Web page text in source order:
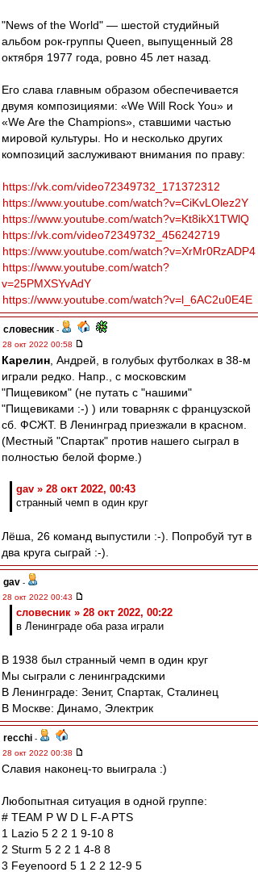
"News of the World" — шестой студийный
альбом рок-группы Queen, выпущенный 28
октября 1977 года, ровно 45 лет назад.
Его слава главным образом обеспечивается
двумя композициями: «We Will Rock You» и
«We Are the Champions», ставшими частью
мировой культуры. Но и несколько других
композиций заслуживают внимания по праву:
https://vk.com/video72349732_171372312
https://www.youtube.com/watch?v=CiKvLOlez2Y
https://www.youtube.com/watch?v=Kt8ikX1TWlQ
https://vk.com/video72349732_456242719
https://www.youtube.com/watch?v=XrMr0RzADP4
https://www.youtube.com/watch?
v=25PMXSYvAdY
https://www.youtube.com/watch?v=l_6AC2u0E4E
словесник -
28 окт 2022 00:58
Карелин , Андрей, в голубых футболках в 38-м
играли редко. Напр., с московским
"Пищевиком" (не путать с "нашими"
"Пищевиками :-) ) или товарняк с французской
сб. ФСЖТ. В Ленинград приезжали в красном.
(Местный "Спартак" против нашего сыграл в
полностью белой форме.)
gav » 28 окт 2022, 00:43
странный чемп в один круг
Лёша, 26 команд выпустили :-). Попробуй тут в
два круга сыграй :-).
gav -
28 окт 2022 00:43
словесник » 28 окт 2022, 00:22
в Ленинграде оба раза играли
В 1938 был странный чемп в один круг
Мы сыграли с ленинградскими
В Ленинграде: Зенит, Спартак, Сталинец
В Москве: Динамо, Электрик
recchi -
28 окт 2022 00:38
Славия наконец-то выиграла :)
Любопытная ситуация в одной группе:
# TEAM P W D L F-A PTS
1 Lazio 5 2 2 1 9-10 8
2 Sturm 5 2 2 1 4-8 8
3 Feyenoord 5 1 2 2 12-9 5